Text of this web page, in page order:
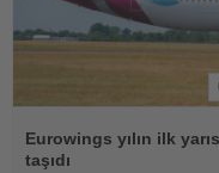
Oku
Eurowings yılın ilk
taşıdı